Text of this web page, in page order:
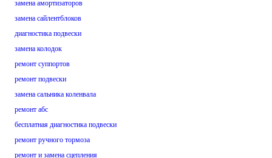
замена амортизаторов
замена сайлентблоков
диагностика подвески
замена колодок
ремонт суппортов
ремонт подвески
замена сальника коленвала
ремонт абс
бесплатная диагностика подвески
ремонт ручного тормоза
ремонт и замена сцепления